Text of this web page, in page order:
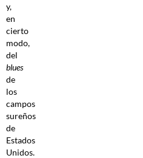
y,
en
cierto
modo,
del
blues
de
los
campos
sureños
de
Estados
Unidos.